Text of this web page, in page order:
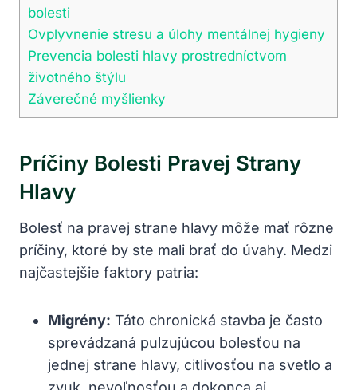
bolesti
Ovplyvnenie stresu a úlohy mentálnej hygieny
Prevencia bolesti hlavy prostredníctvom
životného štýlu
Záverečné myšlienky
Príčiny Bolesti Pravej Strany
Hlavy
Bolesť na pravej strane hlavy môže mať rôzne
príčiny, ktoré by ste mali brať do úvahy. Medzi
najčastejšie faktory patria:
Migrény: Táto chronická stavba je často
sprevádzaná pulzujúcou bolesťou na
jednej strane hlavy, citlivosťou na svetlo a